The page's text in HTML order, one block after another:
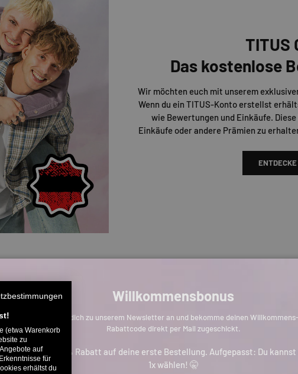
TITUS
Das kostenlose
Wir möchten euch mit unserem
Wenn du ein TITUS-Konto erstellst
wie Bewertungen und Einkäufe.
Einkäufe oder andere Prämien zu
Willkommensbonus
Melde dich zu unserem Newsletter an und bekomme deinen Willkommens-
Rabattcode direkt per Mail zugeschickt.
Bis zu 11% Rabatt auf deine erste Bestellung. Aufgepasst: Du kannst
1x wählen! 🤫
(etwa Warenkorb
zu
auf
für
erhältst du